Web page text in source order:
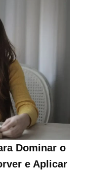
Dominar o
e Aplicar